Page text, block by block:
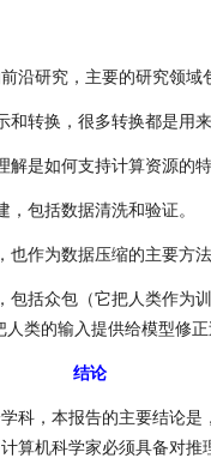
沿研究，主要的研究领域
和转换，很多转换都是用
解是如何支持计算资源的特
，包括数据清洗和验证。
也作为数据压缩的主要方法
包括众包（它把人类作为
类的输入提供给模型修正
结论
科，本报告的主要结论
算机科学家必须具备对